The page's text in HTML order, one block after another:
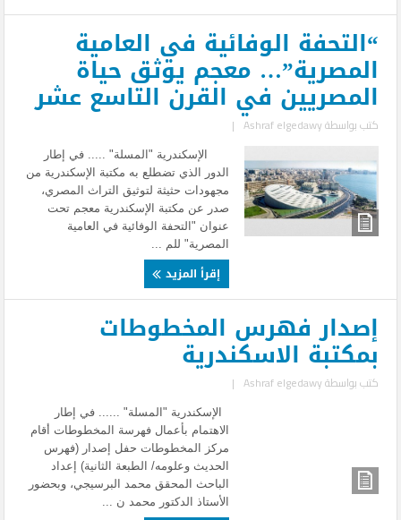
“التحفة الوفائية في العامية
المصرية”… معجم يوثق حياة
المصريين في القرن التاسع عشر
كتب بواسطةAshraf elgedawy
|
الإسكندرية "المسلة" ..... في إطار
الدور الذي تضطلع به مكتبة الإسكندرية من
مجهودات حثيثة لتوثيق التراث المصري،
صدر عن مكتبة الإسكندرية معجم تحت
عنوان "التحفة الوفائية في العامية
المصرية" للم ...
إقرأ المزيد
إصدار فهرس المخطوطات
بمكتبة الاسكندرية
كتب بواسطةAshraf elgedawy
|
الإسكندرية "المسلة" ...... في إطار
الاهتمام بأعمال فهرسة المخطوطات أقام
مركز المخطوطات حفل إصدار (فهرس
الحديث وعلومه/ الطبعة الثانية) إعداد
الباحث المحقق محمد البرسيجي، وبحضور
الأستاذ الدكتور محمد ن ...